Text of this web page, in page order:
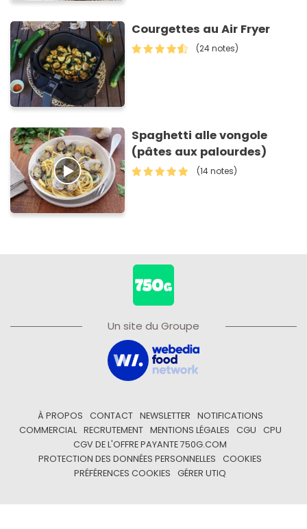
Courgettes au Air Fryer
(24 notes)
Spaghetti alle vongole
(pâtes aux palourdes)
(14 notes)
Un site du Groupe
À PROPOS CONTACT NEWSLETTER
NOTIFICATIONS
COMMERCIAL
RECRUTEMENT MENTIONS LÉGALES CGU
CPU
CGV DE L'OFFRE PAYANTE 750G.COM
PROTECTION DES DONNÉES PERSONNELLES
COOKIES
PRÉFÉRENCES COOKIES
GÉRER UTIQ